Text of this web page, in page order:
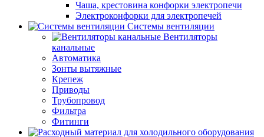
Чаша, крестовина конфорки электропечи
Электроконфорки для электропечей
Системы вентиляции
Вентиляторы
канальные
Автоматика
Зонты вытяжные
Крепеж
Приводы
Трубопровод
Фильтра
Фитинги